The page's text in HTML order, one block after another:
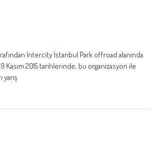
Intercity İstanbul Park offroad alanında
2015 tarihlerinde, bu organizasyon ile
yarış